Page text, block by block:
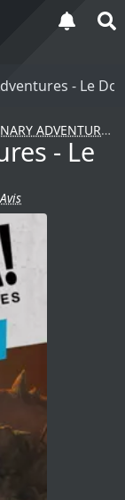
- Le
ADVENTURES
- Le